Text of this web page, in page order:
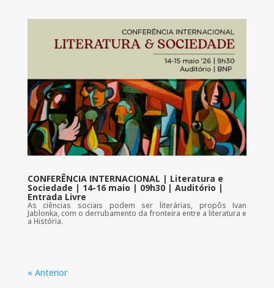
CONFERÊNCIA INTERNACIONAL | Literatura e
Sociedade | 14-16 maio | 09h30 | Auditório |
Entrada Livre
As ciências sociais podem ser literárias, propôs Ivan
Jablonka, com o derrubamento da fronteira entre a literatura e
a História.
« Anterior